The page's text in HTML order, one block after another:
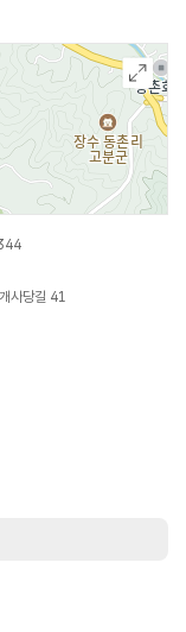
각이 차례로 있다.
을 장수군민의 날로
내고 있다.
사당길 41